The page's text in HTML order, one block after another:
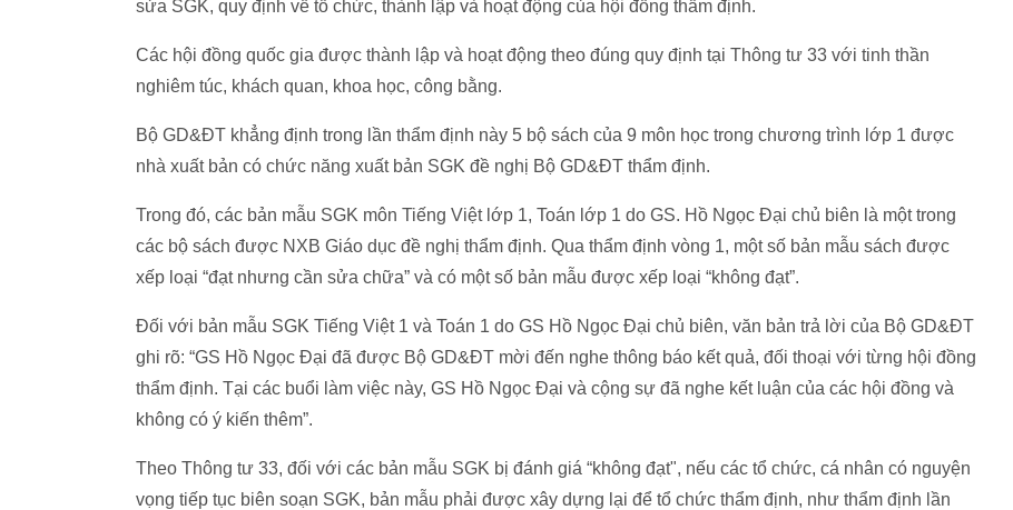
sửa SGK, quy định về tổ chức, thành lập và hoạt động của hội đồng thẩm định.
Các hội đồng quốc gia được thành lập và hoạt động theo đúng quy định tại Thông tư 33 với tinh thần
nghiêm túc, khách quan, khoa học, công bằng.
Bộ GD&ĐT khẳng định trong lần thẩm định này 5 bộ sách của 9 môn học trong chương trình lớp 1 được
nhà xuất bản có chức năng xuất bản SGK đề nghị Bộ GD&ĐT thẩm định.
Trong đó, các bản mẫu SGK môn Tiếng Việt lớp 1, Toán lớp 1 do GS. Hồ Ngọc Đại chủ biên là một trong
các bộ sách được NXB Giáo dục đề nghị thẩm định. Qua thẩm định vòng 1, một số bản mẫu sách được
xếp loại “đạt nhưng cần sửa chữa” và có một số bản mẫu được xếp loại “không đạt”.
Đối với bản mẫu SGK Tiếng Việt 1 và Toán 1 do GS Hồ Ngọc Đại chủ biên, văn bản trả lời của Bộ GD&ĐT
ghi rõ: “GS Hồ Ngọc Đại đã được Bộ GD&ĐT mời đến nghe thông báo kết quả, đối thoại với từng hội đồng
thẩm định. Tại các buổi làm việc này, GS Hồ Ngọc Đại và cộng sự đã nghe kết luận của các hội đồng và
không có ý kiến thêm”.
Theo Thông tư 33, đối với các bản mẫu SGK bị đánh giá “không đạt", nếu các tổ chức, cá nhân có nguyện
vọng tiếp tục biên soạn SGK, bản mẫu phải được xây dựng lại để tổ chức thẩm định, như thẩm định lần